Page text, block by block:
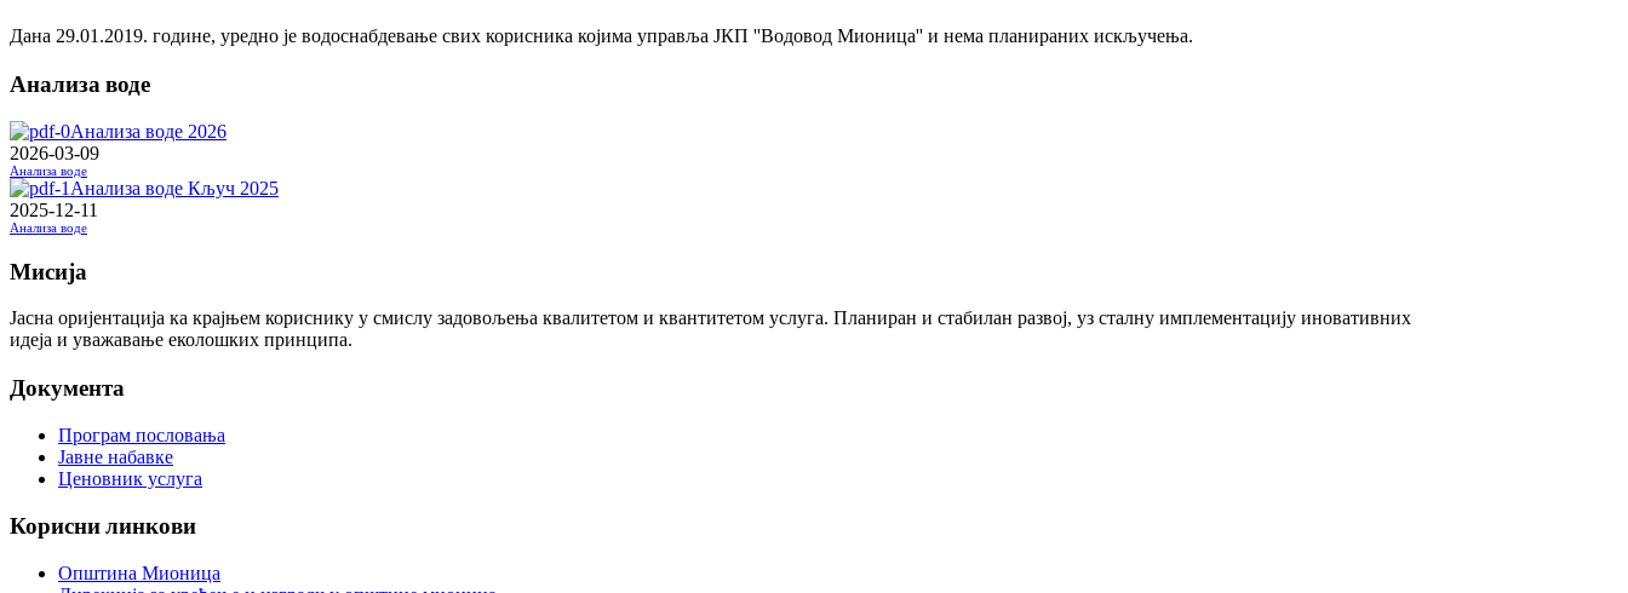
Дана 29.01.2019. године, уредно је водоснабдевање свих корисника којима управља ЈКП ''Водовод Мионица'' и нема планираних искључења.
Анализа воде
Анализа воде 2026
2026-03-09
Анализа воде
Анализа воде Кључ 2025
2025-12-11
Анализа воде
Мисија
Јасна оријентација ка крајњем кориснику у смислу задовољења квалитетом и квантитетом услуга. Планиран и стабилан развој, уз сталну имплементацију иновативних
идеја и уважавање еколошких принципа.
Документа
Програм пословања
Јавне набавке
Ценовник услуга
Корисни линкови
Општина Мионица